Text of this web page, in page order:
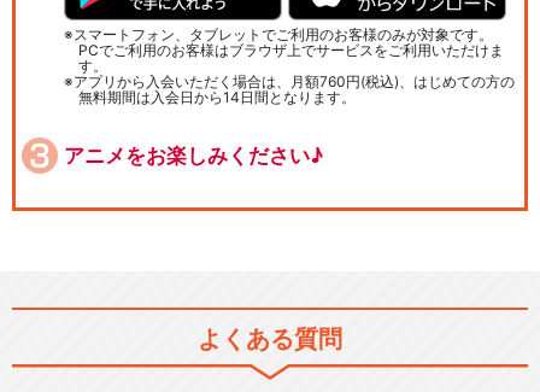
スマートフォン、タブレットでご利用のお客様のみが対象です。
PCでご利用のお客様はブラウザ上でサービスをご利用いただけま
す。
アプリから入会いただく場合は、月額760円(税込)、はじめての方の
無料期間は入会日から14日間となります。
アニメをお楽しみください♪
よくある質問